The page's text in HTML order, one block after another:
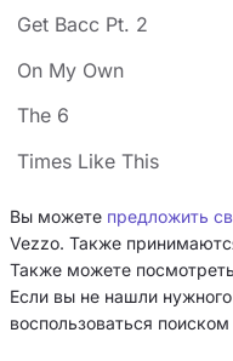
Get Bacc Pt. 2
On My Own
The 6
Times Like This
Вы можете предложить
Vezzo. Также
Также можете
Если вы не нашли
воспользоваться поиском